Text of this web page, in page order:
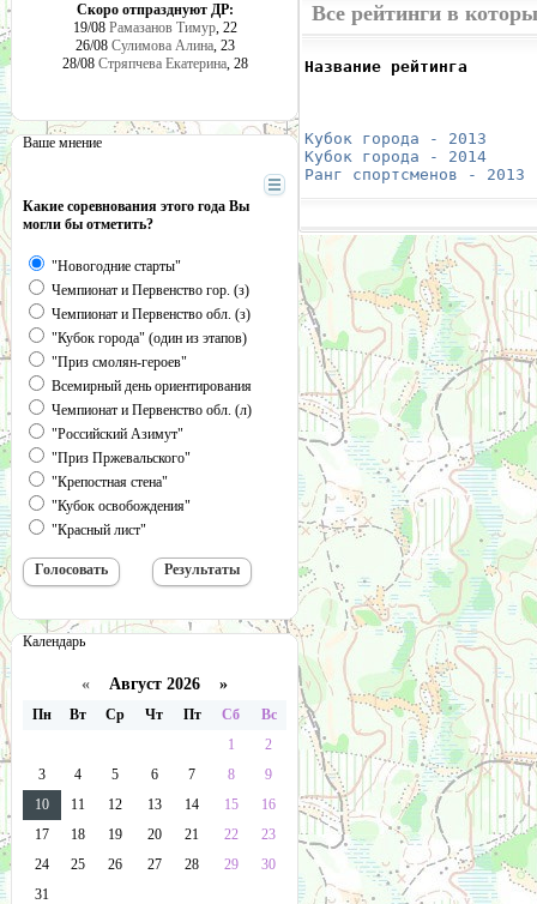
Скоро отпразднуют ДР:
19/08 Рамазанов Тимур, 22
26/08 Сулимова Алина, 23
28/08 Стряпчева Екатерина, 28
Ваше мнение
Какие соревнования этого года Вы
могли бы отметить?
"Новогодние старты"
Чемпионат и Первенство гор. (з)
Чемпионат и Первенство обл. (з)
"Кубок города" (один из этапов)
"Приз смолян-героев"
Всемирный день ориентирования
Чемпионат и Первенство обл. (л)
"Российский Азимут"
"Приз Пржевальского"
"Крепостная стена"
"Кубок освобождения"
"Красный лист"
Календарь
« Август 2026 »
Пн Вт Ср Чт Пт Сб
Вс
1
2
3
4 5 6 7 8
9
10
11 12 13 14 15
16
17
18 19 20 21 22
23
24
25 26 27 28 29
30
31
Все рейтинги в
Название рейтинга
Кубок города - 2013
Кубок города - 2014
Ранг спортсменов - 2013